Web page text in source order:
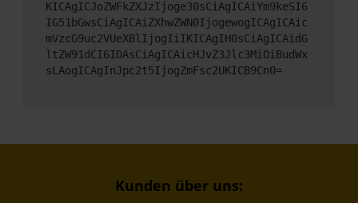
KICAgICJoZWFkZXJzIjoge30sCiAgICAiYm9keSI6
IG51bGwsCiAgICAiZXhwZWN0IjogewogICAgICAic
mVzcG9uc2VUeXBlIjogIiIKICAgIH0sCiAgICAidG
ltZW91dCI6IDAsCiAgICAicHJvZ3Jlc3MiOiBudWx
sLAogICAgInJpc2t5IjogZmFsc2UKICB9Cn0=
Kunden über uns: